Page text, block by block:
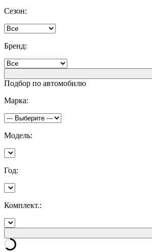
Сезон:
Бренд:
Подбор по автомобилю
Марка:
Модель:
Год:
Комплект.: